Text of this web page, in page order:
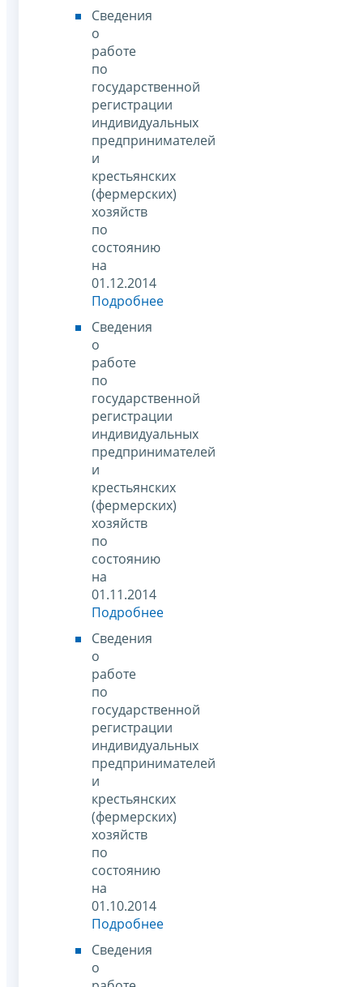
Сведения
о
работе
по
государственной
регистрации
индивидуальных
предпринимателей
и
крестьянских
(фермерских)
хозяйств
по
состоянию
на
01.12.2014
Подробнее
Сведения
о
работе
по
государственной
регистрации
индивидуальных
предпринимателей
и
крестьянских
(фермерских)
хозяйств
по
состоянию
на
01.11.2014
Подробнее
Сведения
о
работе
по
государственной
регистрации
индивидуальных
предпринимателей
и
крестьянских
(фермерских)
хозяйств
по
состоянию
на
01.10.2014
Подробнее
Сведения
о